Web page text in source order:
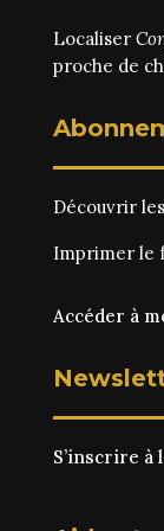
Localiser
proche de
Découvrir les
Imprimer le
Accéder à
S’inscrire